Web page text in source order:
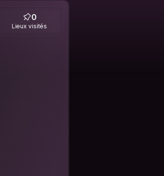
0
Lieux visités